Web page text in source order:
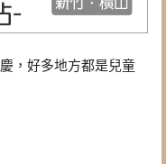
，好多地方都是兒童